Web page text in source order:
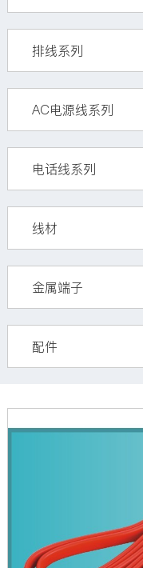
排线系列
AC电源线系列
电话线系列
线材
金属端子
配件